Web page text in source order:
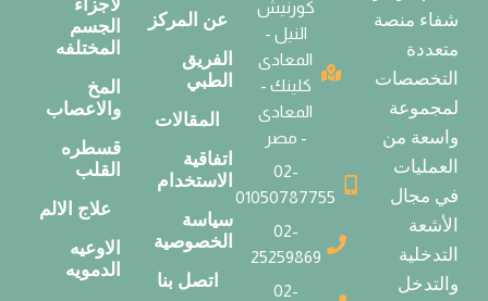
شفاء منصة
متعددة
التخصصات
لمجموعة
واسعة من
العمليات
في مجال
الأشعة
التدخلية
والتدخل
عن المركز
الفريق
الطبي
المقالات
اتفاقية
الاستخدام
سياسة
الخصوصية
اتصل بنا
لاجزاء
الجسم
المختلفه
المخ
والاعصاب
قسطره
القلب
علاج الالم
الاوعيه
الدمويه
كورنيش
النيل -
المعادى
كلينك -
المعادى
- مصر
02-
01050787755
02-
25259869
02-